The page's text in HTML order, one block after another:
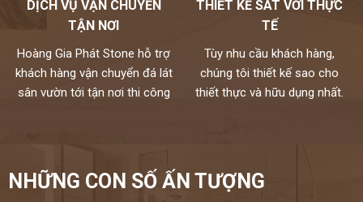
các nhà cung cấp hàng đầu thế giới và kiểm định kỹ lưỡng theo
một quy trình chuyên nghiệp.
Mọi nhu cầu, xin vui lòng liên hệ Hotline 0972101656 -
0946916986
DỊCH VỤ VẬN CHUYỂN
TẬN NƠI
Hoàng Gia Phát Stone hỗ trợ
khách hàng vận chuyển đá lát
sân vườn tới tận nơi thi công
THIẾT KẾ SÁT VỚI THỰC
TẾ
Tùy nhu cầu khách hàng,
chúng tôi thiết kế sao cho
thiết thực và hữu dụng nhất.
NHỮNG CON SỐ ẤN TƯỢNG